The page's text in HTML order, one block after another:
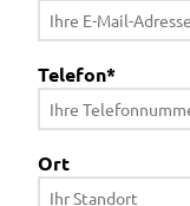
Telefon*
Ort